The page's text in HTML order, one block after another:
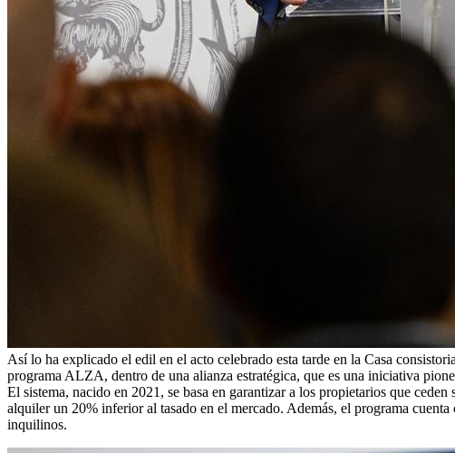
Así lo ha explicado el edil en el acto celebrado esta tarde en la Casa
programa ALZA, dentro de una alianza estratégica, que es una iniciativa
El sistema, nacido en 2021, se basa en garantizar a los propietarios que
alquiler un 20% inferior al tasado en el mercado. Además, el programa
inquilinos.